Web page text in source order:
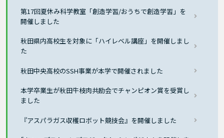
第17回夏休み科学教室「創造学習/おうちで創造学習」を
開催しました
秋田県内高校生を対象に「ハイレベル講座」を開催しまし
た
秋田中央高校のSSH事業が本学で開催されました
本学卒業生が秋田牛枝肉共励会でチャンピオン賞を受賞し
ました
『アスパラガス収穫ロボット競技会』を開催しました